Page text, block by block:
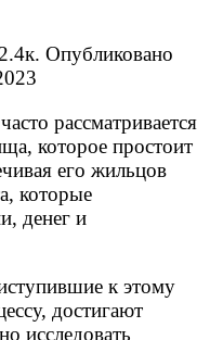
Опубликовано
рассматривается
которое простоит
его жильцов
которые
денег и
к этому
достигают
исследовать